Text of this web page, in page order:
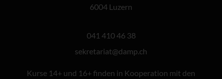
6004 Luzern
041 410 46 38
hc.pmad
@tairaterkes
Kurse 14+ und 16+ finden in Kooperation mit den